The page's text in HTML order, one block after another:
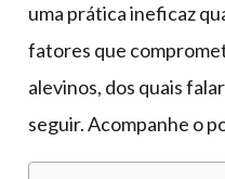
uma prática ineficaz
fatores que
alevinos, dos quais
seguir. Acompanhe o